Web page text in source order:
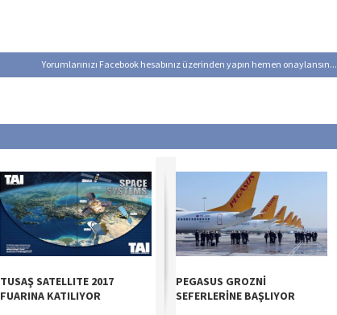
Yorumlarınızı Facebook hesabınız üzerinden yapın hemen onaylansın...
TUSAŞ SATELLITE 2017
FUARINA KATILIYOR
PEGASUS GROZNİ
SEFERLERİNE BAŞLIYOR